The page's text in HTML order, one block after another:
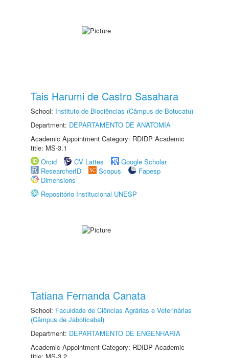
Tais Harumi de Castro Sasahara
School: Instituto de Biociências (Câmpus de Botucatu)
Department: DEPARTAMENTO DE ANATOMIA
Academic Appointment Category: RDIDP Academic
title: MS-3.1
Orcid
CV Lattes
Google Scholar
ResearcherID
Scopus
Fapesp
Dimensions
Repositório Institucional UNESP
Tatiana Fernanda Canata
School: Faculdade de Ciências Agrárias e Veterinárias
(Câmpus de Jaboticabal)
Department: DEPARTAMENTO DE ENGENHARIA
Academic Appointment Category: RDIDP Academic